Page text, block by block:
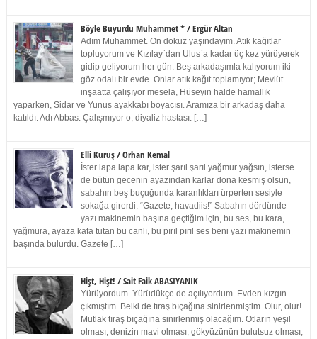
Böyle Buyurdu Muhammet * / Ergür Altan
Adım Muhammet. On dokuz yaşındayım. Atık kağıtlar
topluyorum ve Kızılay`dan Ulus`a kadar üç kez yürüyerek
gidip geliyorum her gün. Beş arkadaşımla kalıyorum iki
göz odalı bir evde. Onlar atık kağıt toplamıyor; Mevlüt
inşaatta çalışıyor mesela, Hüseyin halde hamallık
yaparken, Sidar ve Yunus ayakkabı boyacısı. Aramıza bir arkadaş daha
katıldı. Adı Abbas. Çalışmıyor o, diyaliz hastası. […]
Elli Kuruş / Orhan Kemal
İster lapa lapa kar, ister şarıl şarıl yağmur yağsın, isterse
de bütün gecenin ayazından karlar dona kesmiş olsun,
sabahın beş buçuğunda karanlıkları ürperten sesiyle
sokağa girerdi: “Gazete, havadiis!” Sabahın dördünde
yazı makinemin başına geçtiğim için, bu ses, bu kara,
yağmura, ayaza kafa tutan bu canlı, bu pırıl pırıl ses beni yazı makinemin
başında bulurdu. Gazete […]
Hişt, Hişt! / Sait Faik ABASIYANIK
Yürüyordum. Yürüdükçe de açılıyordum. Evden kızgın
çıkmıştım. Belki de tıraş bıçağına sinirlenmiştim. Olur, olur!
Mutlak tıraş bıçağına sinirlenmiş olacağım. Otların yeşil
olması, denizin mavi olması, gökyüzünün bulutsuz olması,